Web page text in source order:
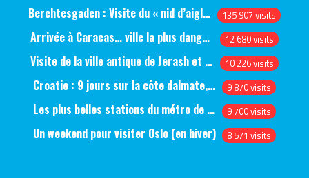
Berchtesgaden : Visite du « nid d’aigle » et des bunkers d’Hitler 135 907 visits
Arrivée à Caracas… ville la plus dangereuse du monde (jour 1) 12 680 visits
Visite de la ville antique de Jerash et du château d’Ajlun (jour 1) 10 226 visits
Croatie : 9 jours sur la côte dalmate, de Split à Dubrovnik, en passant par Hvar et Mjlet 9 870 visits
Les plus belles stations du métro de Saint-Pétersbourg 9 700 visits
Un weekend pour visiter Oslo (en hiver) 8 571 visits